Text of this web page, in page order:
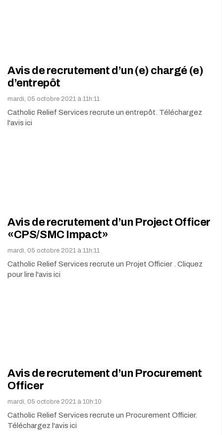
Avis de recrutement d’un (e) chargé (e)
d’entrepôt
mardi, 05 octobre 2021 à 11h:11
Catholic Relief Services recrute un entrepôt. Téléchargez
l'avis ici
Avis de recrutement d’un Project Officer
«CPS/SMC Impact»
mardi, 05 octobre 2021 à 11h:11
Catholic Relief Services recrute un Projet Officier . Cliquez
pour lire l'avis ici
Avis de recrutement d’un Procurement
Officer
mardi, 05 octobre 2021 à 10h:10
Catholic Relief Services recrute un Procurement Officier.
Téléchargez l'avis ici